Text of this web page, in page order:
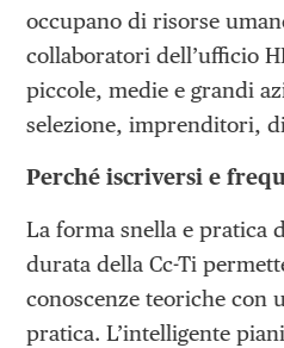
occupano di risorse
collaboratori dell’ufficio
piccole, medie e grandi
selezione, imprenditori,
Perché iscriversi e
La forma snella e pratica
durata della Cc-Ti
conoscenze teoriche con
pratica. L’intelligente